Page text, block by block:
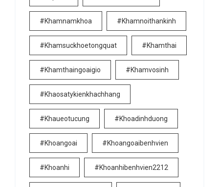
#khamnamkhoa #khamnoithankinh
#khamsuckhoetongquat #khamthai
#khamthaingoaigio #khamvosinh
#khaosatykienkhachhang
#khaueotucung #khoadinhduong
#khoangoai #khoangoaibenhvien
#khoanhi #khoanhibenhvien2212